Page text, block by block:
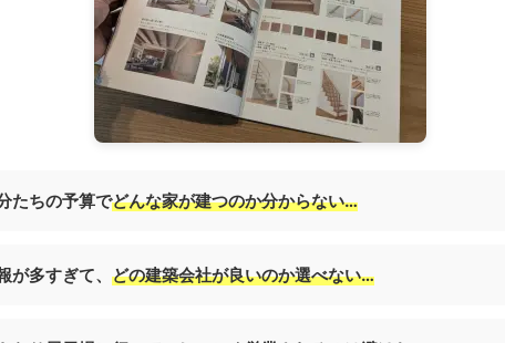
たちの予算でどんな家が建つのか分からない…
が多すぎて、 どの建築会社が良いのか選べない…